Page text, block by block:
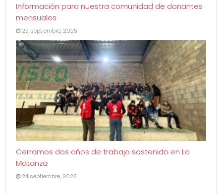
Información para nuestra comunidad de donantes
mensuales
25 septiembre, 2025
Cerramos dos años de trabajo sostenido en La
Matanza
24 septiembre, 2025